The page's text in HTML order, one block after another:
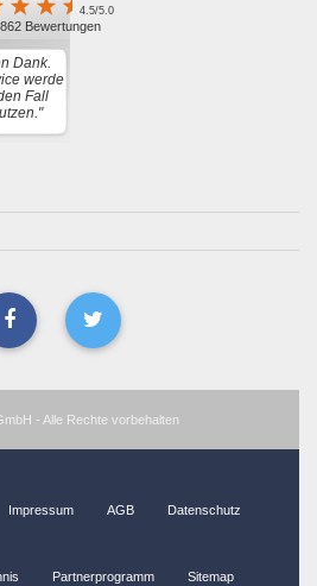
4.5/5.0
Bewertungen
Dank.
werde
Fall
- Alle Rechte vorbehalten
Impressum AGB Datenschutz
Partnerprogramm Sitemap